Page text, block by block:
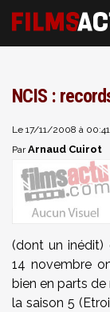
NCIS :
Le 17/11/2008 à 00:41
ParArnaud Cuirot
(dont un inédit)
14 novembre
bien en parts de
la saison 5